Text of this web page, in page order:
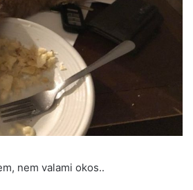
nem valami okos..